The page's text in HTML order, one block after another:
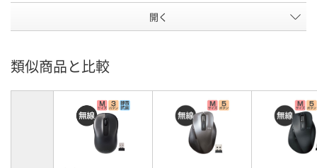
開く
類似商品と比較